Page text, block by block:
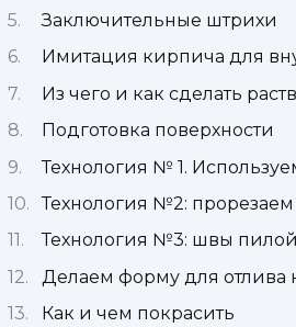
Заключительные штрихи
Имитация кирпича для
Из чего и как сделать
Подготовка поверхности
Технология № 1.
Технология №2:
Технология №3: швы пилой
Делаем форму для отлива
Как и чем покрасить